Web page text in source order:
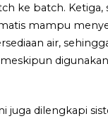
ke batch. Ketiga,
mampu
air,
juga dilengkapi